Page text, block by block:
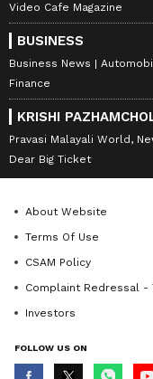
Video Cafe Magazine
BUSINESS
Business News
Finance
KRISHI
Pravasi Malayali World,
Dear Big Ticket
About Website
Terms Of Use
CSAM Policy
Complaint Redressal -
Investors
FOLLOW US ON